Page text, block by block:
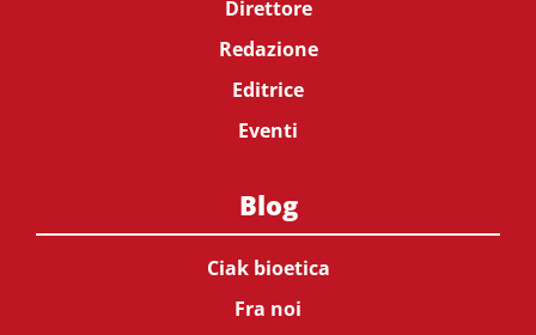
Direttore
Redazione
Editrice
Eventi
Blog
Ciak bioetica
Fra noi